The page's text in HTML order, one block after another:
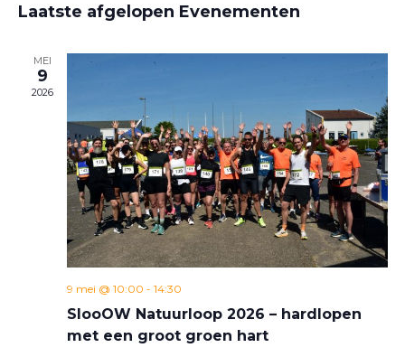
en
een
Laatste afgelopen Evenementen
MEI
9
2026
9 mei @ 10:00 - 14:30
SlooOW Natuurloop 2026 – hardlopen
met een groot groen hart